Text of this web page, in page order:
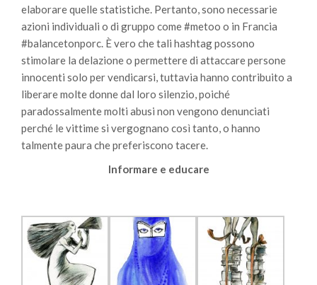
elaborare quelle statistiche. Pertanto, sono necessarie
azioni individuali o di gruppo come #metoo o in Francia
#balancetonporc. È vero che tali hashtag possono
stimolare la delazione o permettere di attaccare persone
innocenti solo per vendicarsi, tuttavia hanno contribuito a
liberare molte donne dal loro silenzio, poiché
paradossalmente molti abusi non vengono denunciati
perché le vittime si vergognano così tanto, o hanno
talmente paura che preferiscono tacere.
Informare e educare